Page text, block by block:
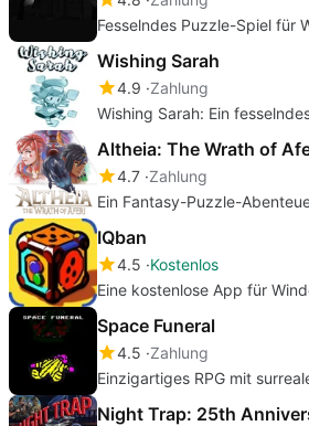
Fesselndes Puzzle-Spiel für
Wishing Sarah
4.9 Zahlung
Wishing Sarah: Ein
Altheia: The Wrath of
4.7 Zahlung
Ein Fantasy-Puzzle-
IQban
4.5 Kostenlos
Eine kostenlose App für
Space Funeral
4.5 Zahlung
Einzigartiges RPG mit
Night Trap: 25th